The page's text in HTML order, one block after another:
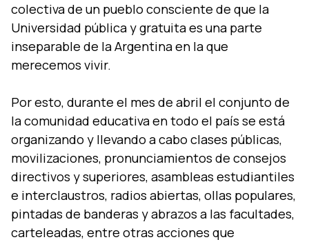
colectiva de un pueblo consciente de que la
Universidad pública y gratuita es una parte
inseparable de la Argentina en la que
merecemos vivir.
Por esto, durante el mes de abril el conjunto de
la comunidad educativa en todo el país se está
organizando y llevando a cabo clases públicas,
movilizaciones, pronunciamientos de consejos
directivos y superiores, asambleas estudiantiles
e interclaustros, radios abiertas, ollas populares,
pintadas de banderas y abrazos a las facultades,
carteleadas, entre otras acciones que